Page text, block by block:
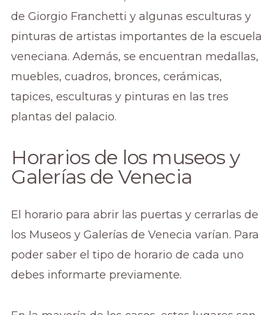
de Giorgio Franchetti y algunas esculturas y
pinturas de artistas importantes de la escuela
veneciana. Además, se encuentran medallas,
muebles, cuadros, bronces, cerámicas,
tapices, esculturas y pinturas en las tres
plantas del palacio.
Horarios de los museos y
Galerías de Venecia
El horario para abrir las puertas y cerrarlas de
los Museos y Galerías de Venecia varían. Para
poder saber el tipo de horario de cada uno
debes informarte previamente.